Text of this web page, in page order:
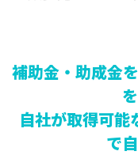
補助金・助成金
自社が取得可能
で